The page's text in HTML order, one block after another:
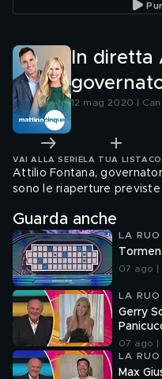
In diretta
12 mag 2020 |
VAI ALLA SERIE LA TUA LISTA
Attilio Fontana,
sono le riaperture previste
Guarda anche
LA
07 ago |
LA
Gerry
07 ago |
LA
Max